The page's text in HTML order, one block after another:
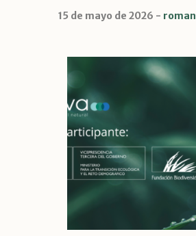
15 de mayo de 2026 roman